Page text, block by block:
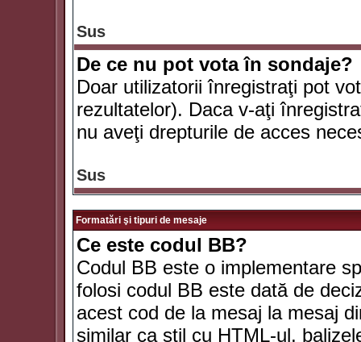
Sus
De ce nu pot vota în sondaje?
Doar utilizatorii înregistraţi pot
rezultatelor). Daca v-aţi
nu aveţi drepturile de acces
Sus
Formatări şi tipuri de mesaje
Ce este codul BB?
Codul BB este o implementare
folosi codul BB este dată de
acest cod de la mesaj la mesaj
similar ca stil cu HTML-ul,